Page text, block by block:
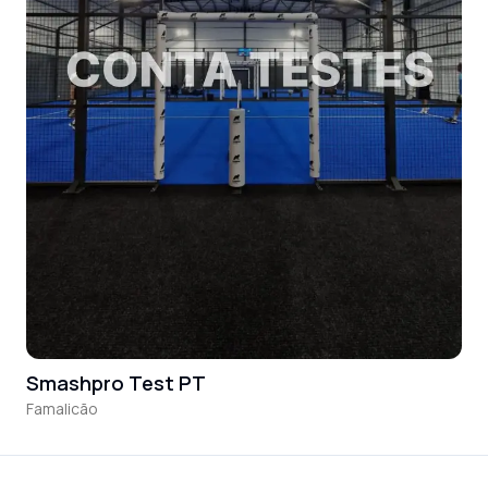
Smashpro Test PT
Famalicão